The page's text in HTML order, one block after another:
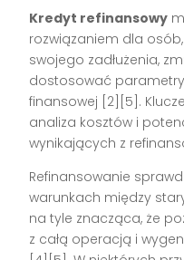
Kredyt refinansowy
rozwiązaniem dla
swojego zadłużenia,
dostosować
finansowej [2][5].
analiza kosztów i
wynikających z
Refinansowanie
warunkach między
na tyle znacząca, że
z całą operacją i